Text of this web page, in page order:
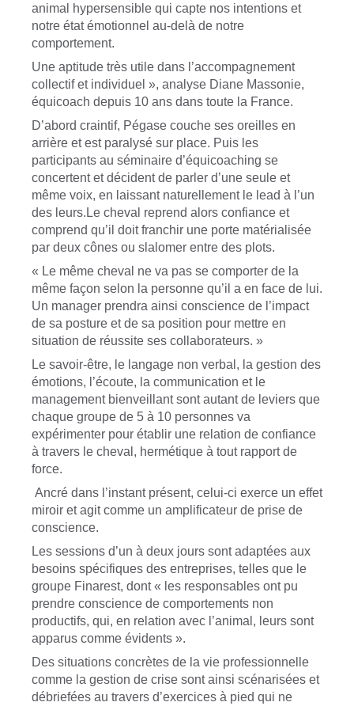
animal hypersensible qui capte nos intentions et
notre état émotionnel au-delà de notre
comportement.
Une aptitude très utile dans l’accompagnement
collectif et individuel », analyse Diane Massonie,
équicoach depuis 10 ans dans toute la France.
D’abord craintif, Pégase couche ses oreilles en
arrière et est paralysé sur place. Puis les
participants au séminaire d’équicoaching se
concertent et décident de parler d’une seule et
même voix, en laissant naturellement le lead à l’un
des leurs.Le cheval reprend alors confiance et
comprend qu’il doit franchir une porte matérialisée
par deux cônes ou slalomer entre des plots.
« Le même cheval ne va pas se comporter de la
même façon selon la personne qu’il a en face de lui.
Un manager prendra ainsi conscience de l’impact
de sa posture et de sa position pour mettre en
situation de réussite ses collaborateurs. »
Le savoir-être, le langage non verbal, la gestion des
émotions, l’écoute, la communication et le
management bienveillant sont autant de leviers que
chaque groupe de 5 à 10 personnes va
expérimenter pour établir une relation de confiance
à travers le cheval, hermétique à tout rapport de
force.
Ancré dans l’instant présent, celui-ci exerce un effet
miroir et agit comme un amplificateur de prise de
conscience.
Les sessions d’un à deux jours sont adaptées aux
besoins spécifiques des entreprises, telles que le
groupe Finarest, dont « les responsables ont pu
prendre conscience de comportements non
productifs, qui, en relation avec l’animal, leurs sont
apparus comme évidents ».
Des situations concrètes de la vie professionnelle
comme la gestion de crise sont ainsi scénarisées et
débriefées au travers d’exercices à pied qui ne